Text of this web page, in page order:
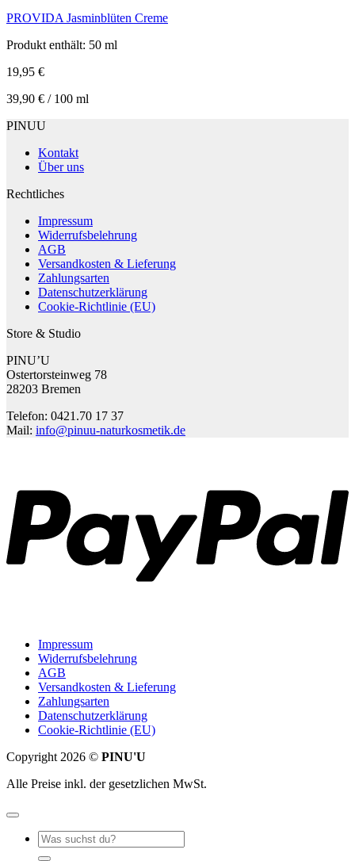
PROVIDA Jasminblüten Creme
Produkt enthält: 50 ml
19,95 €
39,90 € / 100 ml
PINUU
Kontakt
Über uns
Rechtliches
Impressum
Widerrufsbelehrung
AGB
Versandkosten & Lieferung
Zahlungsarten
Datenschutzerklärung
Cookie-Richtlinie (EU)
Store & Studio
PINU’U
Ostertorsteinweg 78
28203 Bremen
Telefon: 0421.70 17 37
Mail: info@pinuu-naturkosmetik.de
Impressum
Widerrufsbelehrung
AGB
Versandkosten & Lieferung
Zahlungsarten
Datenschutzerklärung
Cookie-Richtlinie (EU)
Copyright 2026 © PINU'U
Alle Preise inkl. der gesetzlichen MwSt.
Suche
nach: